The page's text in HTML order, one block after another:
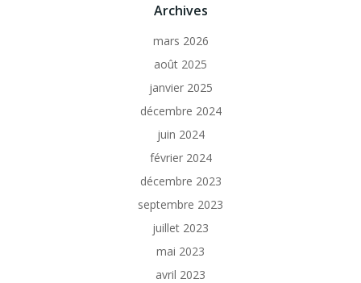
Archives
mars 2026
août 2025
janvier 2025
décembre 2024
juin 2024
février 2024
décembre 2023
septembre 2023
juillet 2023
mai 2023
avril 2023